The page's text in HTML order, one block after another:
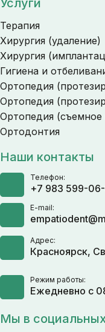
Услуги
Терапия
Хирургия (удаление)
Хирургия
Гигиена и
Ортопедия
Ортопедия
Ортопедия (съемное
Ортодонтия
Наши контакты
Телефон:
+7 983 599-
E-mail:
Адрес:
Красноярск,
Режим работы:
Ежедневно с
Мы в